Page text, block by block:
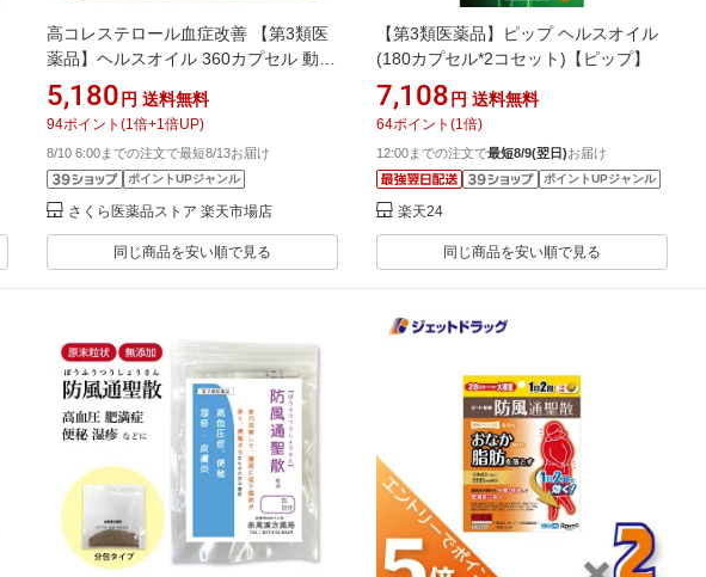
高コレステロール血症改善 【第3類医
薬品】ヘルスオイル 360カプセル 動脈
硬化 高脂血症 心筋梗塞予防 脳梗塞予
防 青ラベル
5,180 円 送料無料
94ポイント (1 倍+1 倍UP)
8/10 6:00までの注文で最短8/13お届け
ポイントUPジャンル
さくら医薬品ストア 楽天市場店
同じ商品を安い順で見る
【第3類医薬品】ピップ ヘルスオイル
(180カプセル*2コセット)【ピップ】
7,108 円 送料無料
64ポイント (1 倍)
12:00までの注文で最短8/9(翌日)お届け
ポイントUPジャンル
楽天24
同じ商品を安い順で見る